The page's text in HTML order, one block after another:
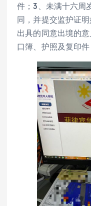
件；3、未满十六周
同，并提交监护证
出具的同意出境的
口簿、护照及复印件